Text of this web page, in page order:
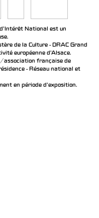
National est un
de la Culture - DRAC Grand
européenne d’Alsace.
association française de
- Réseau national et
en période d'exposition.